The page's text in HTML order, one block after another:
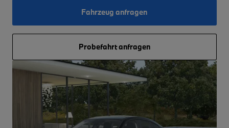
Fahrzeug anfragen
Probefahrt anfragen